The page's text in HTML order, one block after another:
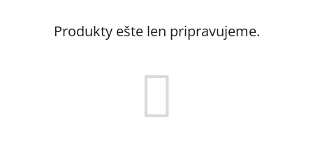
Produkty ešte len pripravujeme.